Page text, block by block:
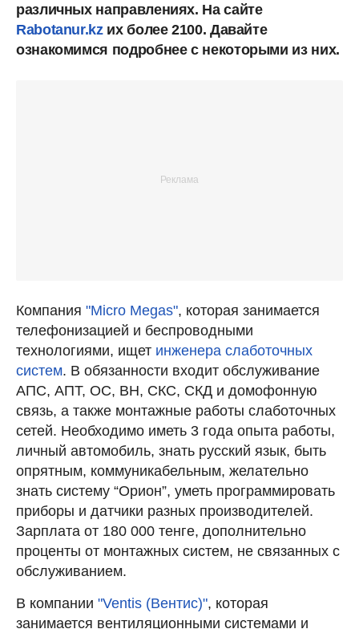
различных направлениях. На сайте
Rabotanur.kzих более 2100. Давайте
ознакомимся подробнее с некоторыми из них.
Компания "Micro Megas", которая занимается
телефонизацией и беспроводными
технологиями, ищет инженера слаботочных
систем. В обязанности входит обслуживание
АПС, АПТ, ОС, ВН, СКС, СКД и домофонную
связь, а также монтажные работы слаботочных
сетей. Необходимо иметь 3 года опыта работы,
личный автомобиль, знать русский язык, быть
опрятным, коммуникабельным, желательно
знать систему “Орион”, уметь программировать
приборы и датчики разных производителей.
Зарплата от 180 000 тенге, дополнительно
проценты от монтажных систем, не связанных с
обслуживанием.
В компании "Ventis (Вентис)", которая
занимается вентиляционными системами и